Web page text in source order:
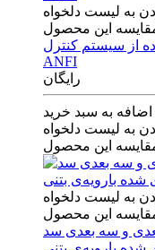
به لیست دلخواه
این محصول
از سيستم كنترل
ANFI
رایگان
اضافه به سبد خرید
به لیست دلخواه
این محصول
به لیست دلخواه
این محصول
و‌ سه بعدی‌ سد